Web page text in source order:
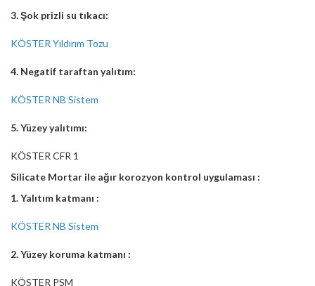
3. Şok prizli su tıkacı:
KÖSTER Yıldırım Tozu
4. Negatif taraftan yalıtım:
KÖSTER NB Sistem
5. Yüzey yalıtımı:
KÖSTER CFR 1
Silicate Mortar ile ağır korozyon kontrol uygulaması :
1. Yalıtım katmanı :
KÖSTER NB Sistem
2. Yüzey koruma katmanı :
KÖSTER PSM